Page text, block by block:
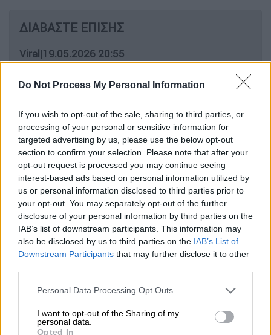
Do Not Process My Personal Information
If you wish to opt-out of the sale, sharing to third parties, or
processing of your personal or sensitive information for
targeted advertising by us, please use the below opt-out
section to confirm your selection. Please note that after your
opt-out request is processed you may continue seeing
interest-based ads based on personal information utilized by
us or personal information disclosed to third parties prior to
your opt-out. You may separately opt-out of the further
disclosure of your personal information by third parties on the
IAB’s list of downstream participants. This information may
also be disclosed by us to third parties on the IAB’s List of
Downstream Participants that may further disclose it to other
Please note that this website/app uses one or more Google
not limited to your visit or usage behaviour. You may click to
grant or deny consent to Google and its third-party tags to
Personal Data Processing Opt Outs
I want to opt-out of the Sharing of my
personal data.
Opted In
ΔΙΑΒΑΣΤΕ ΕΠΙΣΗΣ
Viral |19.05.2026 20:55
Κινέζος ηθοποιός που είναι 40 ετών
Ένας ηλικιωμένος Αμερικανός, ωστόσο, το
παράκανε καθώςαπόφάσισε να δοκιμάσει
τις δυνατότητες του καινούργιου Cybertruck
σε λίμνη κι αυτό δεν πήγε καθόλου καλά.
Σύμφωνα με τη βρετανική Metro, την
περασμένη Δευτέρα οι Αρχές στο βόρειο
για να δουν τι συμβαίνει. Εκεί βρήκαν τον
Τζίμι Τζακ ΜακΝτάνιελ κι ακόμα ένα άτομο
σώους αλλά απογοητευμένους.